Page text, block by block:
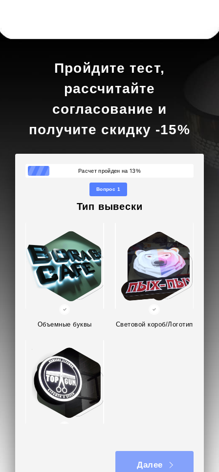
Пройдите тест,
рассчитайте
согласование и
получите скидку -15%
Расчет пройден на 13%
Вопрос 1
Тип вывески
Объемные буквы Световой короб/Логотип
Далее